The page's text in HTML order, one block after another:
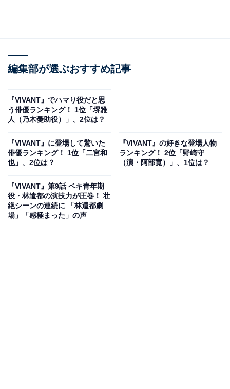
2位は「阿部寛」さんです。『VIVANT』では、警視庁公
安部・外事第4課に所属する刑事の野崎守を担当。189セ
ンも披露しています。
ンズノンノ）』（集英社）のカリスマモデルとして活躍
し、1987年に映画『はいからさんが通る』で俳優デビュ
ー。舞台などで活躍しながら、圧倒的な存在感と演技力
編集部が選ぶおすすめ記事
『VIVANT』でハマり役だと思
う俳優ランキング！ 1位「堺雅
人（乃木憂助役）」、2位は？
『VIVANT』に登場して驚いた
俳優ランキング！ 1位「二宮和
也」、2位は？
『VIVANT』の好きな登場人物
ランキング！ 2位「野崎守
（演・阿部寛）」、1位は？
『VIVANT』第9話 ベキ青年期
役・林遣都の演技力が圧巻！ 壮
絶シーンの連続に 「林遣都劇
場」「感極まった」の声